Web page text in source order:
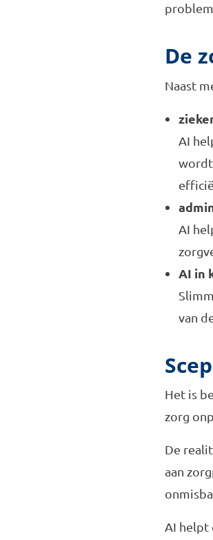
De
Naast
AI
AI
AI in
van
Het is
zorg
De
aan
AI helpt